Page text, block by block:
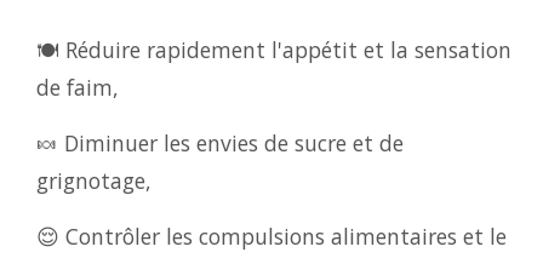
🍽️ Réduire rapidement l'appétit et la sensation
de faim,
🍬 Diminuer les envies de sucre et de
grignotage,
😌 Contrôler les compulsions alimentaires et le